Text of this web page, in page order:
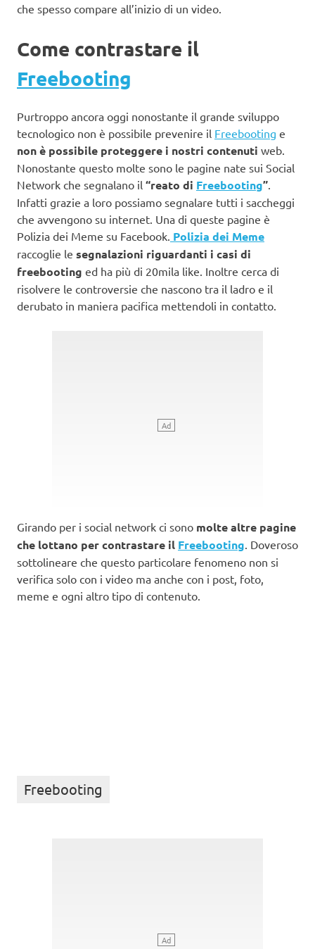
che spesso compare all’inizio di un video.
Come contrastare il
Freebooting
Purtroppo ancora oggi nonostante il grande sviluppo
tecnologico non è possibile prevenire il Freebooting e
non è possibile proteggere i nostri contenuti web.
Nonostante questo molte sono le pagine nate sui Social
Network che segnalano il “reato di Freebooting”
Infatti grazie a loro possiamo segnalare tutti i saccheggi
che avvengono su internet. Una di queste pagine è
Polizia dei Meme su Facebook. Polizia dei Meme
raccoglie le segnalazioni riguardanti i casi di
freebooting ed ha più di 20mila like. Inoltre cerca di
risolvere le controversie che nascono tra il ladro e il
derubato in maniera pacifica mettendoli in contatto.
Girando per i social network ci sono molte altre pagine
che lottano per contrastare il Freebooting . Doveroso
sottolineare che questo particolare fenomeno non si
verifica solo con i video ma anche con i post, foto,
meme e ogni altro tipo di contenuto.
Freebooting